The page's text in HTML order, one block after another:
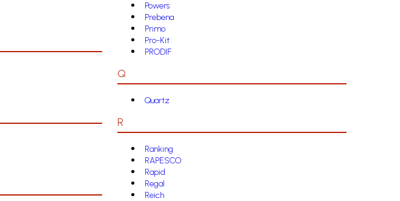
Powers
Prebena
Primo
Pro-Kit
PRODIF
Q
Quartz
R
Ranking
RAPESCO
Rapid
Regal
Reich